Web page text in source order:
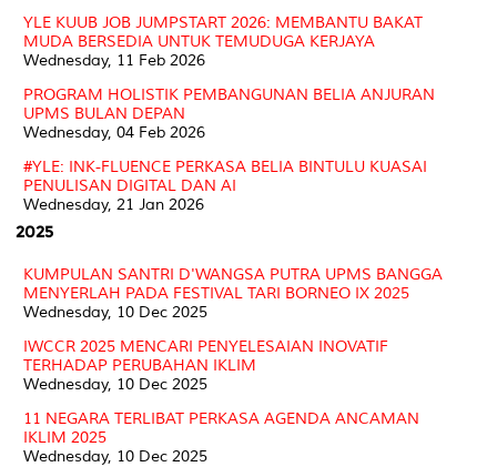
YLE KUUB JOB JUMPSTART 2026: MEMBANTU BAKAT
MUDA BERSEDIA UNTUK TEMUDUGA KERJAYA
Wednesday, 11 Feb 2026
PROGRAM HOLISTIK PEMBANGUNAN BELIA ANJURAN
UPMS BULAN DEPAN
Wednesday, 04 Feb 2026
#YLE: INK-FLUENCE PERKASA BELIA BINTULU KUASAI
PENULISAN DIGITAL DAN AI
Wednesday, 21 Jan 2026
2025
KUMPULAN SANTRI D'WANGSA PUTRA UPMS BANGGA
MENYERLAH PADA FESTIVAL TARI BORNEO IX 2025
Wednesday, 10 Dec 2025
IWCCR 2025 MENCARI PENYELESAIAN INOVATIF
TERHADAP PERUBAHAN IKLIM
Wednesday, 10 Dec 2025
11 NEGARA TERLIBAT PERKASA AGENDA ANCAMAN
IKLIM 2025
Wednesday, 10 Dec 2025